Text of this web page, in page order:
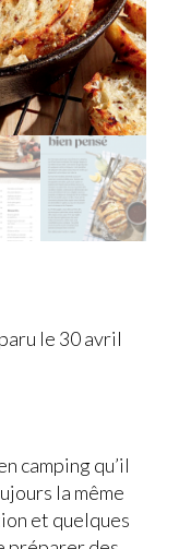
le 30 avril
camping qu’il
la même
et quelques